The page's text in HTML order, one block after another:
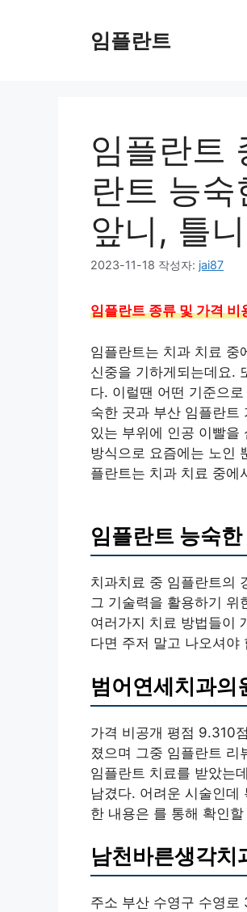
임플란트
임플란트
란트 능
앞니, 틀
2023-11-18 작성자: jai87
임플란트 종류 및 가격 비
임플란트는 치과 치료 중
신중을 기하게되는데요.
다. 이럴땐 어떤 기준으
숙한 곳과 부산 임플란트
있는 부위에 인공 이빨을
방식으로 요즘에는 노인
플란트는 치과 치료 중에
임플란트 능숙
치과치료 중 임플란트의
그 기술력을 활용하기 위
여러가지 치료 방법들이
다면 주저 말고 나오셔야
범어연세치과의
가격 비공개 평점 9.310
졌으며 그중 임플란트
임플란트 치료를 받았는
남겼다. 어려운 시술인
한 내용은 를 통해 확인
남천바른생각치
주소 부산 수영구 수영